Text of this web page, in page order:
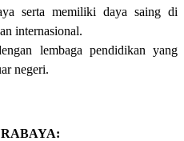
serta memiliki daya saing di
internasional.
lembaga pendidikan yang
negeri.